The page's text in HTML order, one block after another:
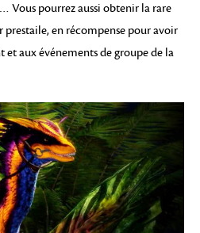
Vous pourrez aussi obtenir la rare
en récompense pour avoir
aux événements de groupe de la